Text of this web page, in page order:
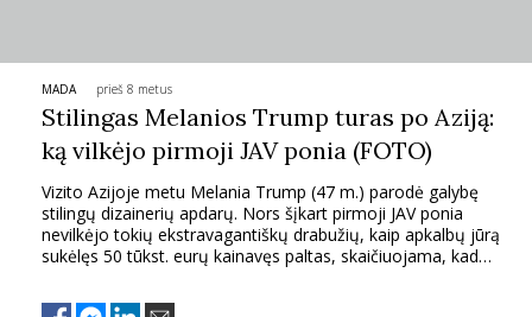
PSICHOLOGIJA
HOROSKOPAI
ASTROLOGIJA
POLITIKA
MADA prieš 8 metus
Stilingas Melanios Trump turas po Aziją:
ką vilkėjo pirmoji JAV ponia (FOTO)
Vizito Azijoje metu Melania Trump (47 m.) parodė galybę
stilingų dizainerių apdarų. Nors šįkart pirmoji JAV ponia
nevilkėjo tokių ekstravagantiškų drabužių, kaip apkalbų jūrą
sukėlęs 50 tūkst. eurų kainavęs paltas, skaičiuojama, kad
daugiau nei 15 tūkst. eurų.